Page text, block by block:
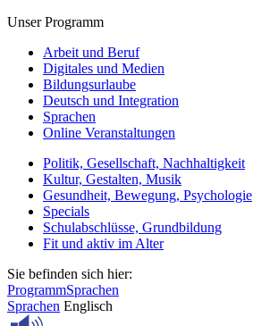
Unser Programm
Arbeit und Beruf
Digitales und Medien
Bildungsurlaube
Deutsch und Integration
Sprachen
Online Veranstaltungen
Politik, Gesellschaft, Nachhaltigkeit
Kultur, Gestalten, Musik
Gesundheit, Bewegung, Psychologie
Specials
Schulabschlüsse, Grundbildung
Fit und aktiv im Alter
Sie befinden sich hier:
ProgrammSprachen
Sprachen Englisch